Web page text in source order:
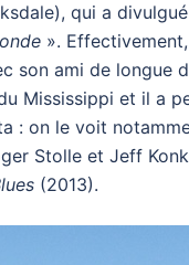
qui a
».
son ami de longue
Mississippi et il a
: on le voit
Stolle et Jeff
(2013).